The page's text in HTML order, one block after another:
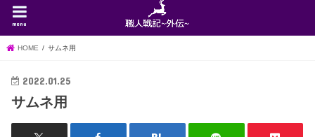
menu
HOME サムネ用
2022.01.25
サムネ用